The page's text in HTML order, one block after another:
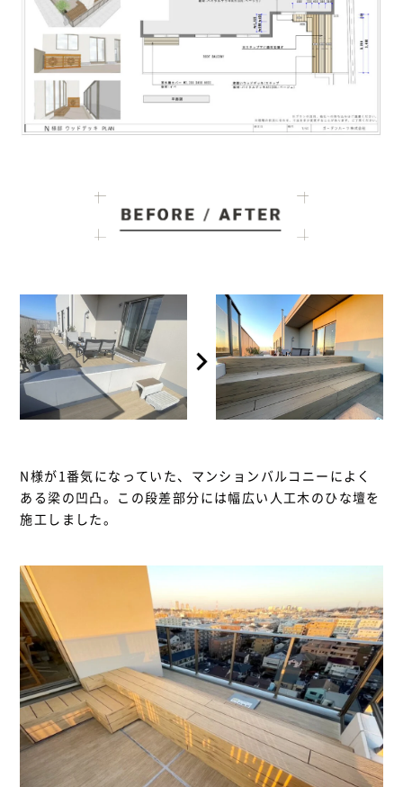
N様が1番気になっていた、マンションバルコニーによく
ある梁の凹凸。この段差部分には幅広い人工木のひな壇を
施工しました。